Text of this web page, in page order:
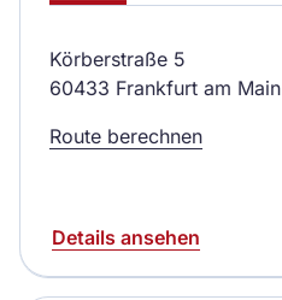
Körberstraße 5
60433 Frankfurt am Main
Route berechnen
Details ansehen